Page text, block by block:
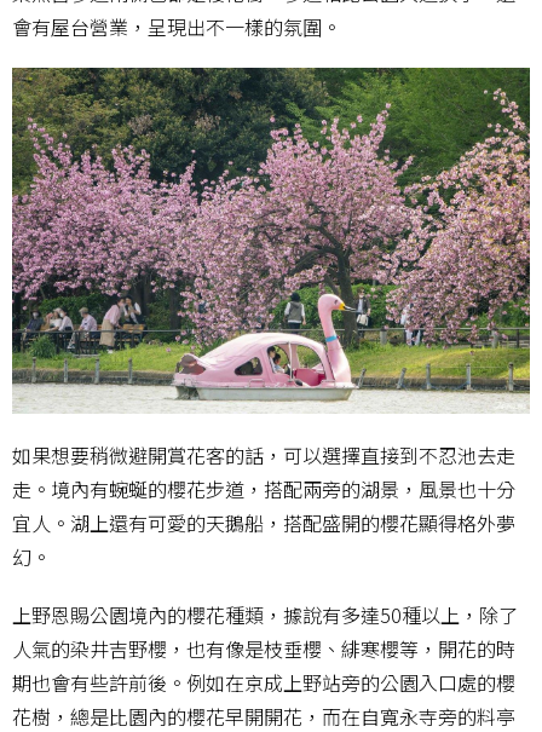
會有屋台營業，呈現出不一樣的氛圍。
如果想要稍微避開賞花客的話，可以選擇直接到不忍池去走
走。境內有蜿蜒的櫻花步道，搭配兩旁的湖景，風景也十分
宜人。湖上還有可愛的天鵝船，搭配盛開的櫻花顯得格外夢
幻。
上野恩賜公園境內的櫻花種類，據說有多達50種以上，除了
人氣的染井吉野櫻，也有像是枝垂櫻、緋寒櫻等，開花的時
期也會有些許前後。例如在京成上野站旁的公園入口處的櫻
花樹，總是比園內的櫻花早開開花，而在自寬永寺旁的料亭